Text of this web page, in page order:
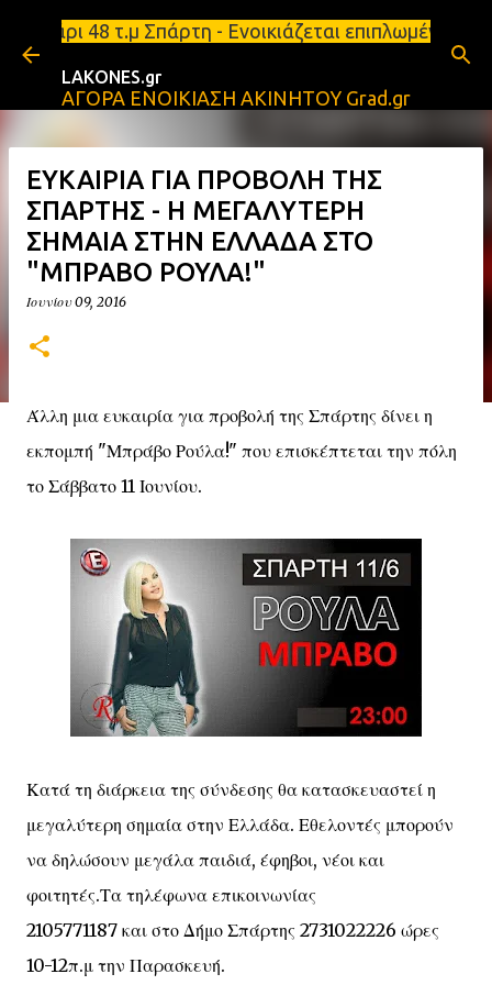
Μετάβαση στο κύριο περιεχόμενο
Σπάρτη - Ενοικιάζεται επιπλωμένο
LAKONES.gr
ΑΓΟΡΑ ΕΝΟΙΚΙΑΣΗ ΑΚΙΝΗΤΟΥ Grad.gr
ΕΥΚΑΙΡΙΑ ΓΙΑ ΠΡΟΒΟΛΗ ΤΗΣ
ΣΠΑΡΤΗΣ - Η ΜΕΓΑΛΥΤΕΡΗ
ΣΗΜΑΙΑ ΣΤΗΝ ΕΛΛΑΔΑ ΣΤΟ
"ΜΠΡΑΒΟ ΡΟΥΛΑ!"
Ιουνίου 09, 2016
Άλλη μια ευκαιρία για προβολή της Σπάρτης δίνει η
εκπομπή "Μπράβο Ρούλα!" που επισκέπτεται την πόλη
το Σάββατο 11 Ιουνίου.
Κατά τη διάρκεια της σύνδεσης θα κατασκευαστεί η
μεγαλύτερη σημαία στην Ελλάδα. Εθελοντές μπορούν
να δηλώσουν μεγάλα παιδιά, έφηβοι, νέοι και
φοιτητές.Τα τηλέφωνα επικοινωνίας
2105771187 και στο Δήμο Σπάρτης 2731022226 ώρες
10-12π.μ την Παρασκευή.